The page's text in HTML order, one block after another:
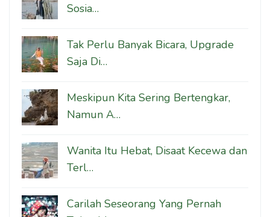
Sosia…
Tak Perlu Banyak Bicara, Upgrade
Saja Di…
Meskipun Kita Sering Bertengkar,
Namun A…
Wanita Itu Hebat, Disaat Kecewa dan
Terl…
Carilah Seseorang Yang Pernah